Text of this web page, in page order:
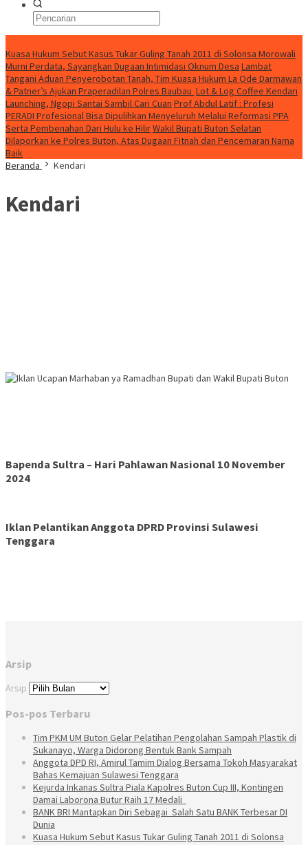
Kuasa Hukum Sebut Kasus Tukar Guling Tanah 2011 di Solonsa Morowali
Murni Perdata, Sayangkan Dugaan Intimidasi Oknum Desa Lambat
Tangani Aduan Penyerobotan Tanah, Tim Kuasa Hukum La Ode Darmawan
& Patner’s Ajukan Praperadilan Polres Baubau Lot & Log Coffee Kendari
Launching, Ngopi Santai Sambil Cari Cuan Prof Abdul Latif : Profesi
PERADI Profesional Bisa Dipulihkan Menyeluruh Melalui Reformasi PPA
Serta Pembenahan Dari Hulu ke HilirWakil Bupati Buton Selatan
Dilaporkan ke Polres Buton, Atas Dugaan Fitnah dan Pencemaran Nama
Baik
Beranda
Kendari
Kendari
Bapenda Sultra – Hari Pahlawan Nasional 10 November
2024
Iklan Pelantikan Anggota DPRD Provinsi Sulawesi
Tenggara
Arsip
Arsip
Pos-pos Terbaru
Tim PKM UM Buton Gelar Pelatihan Pengolahan Sampah Plastik di
Sukanayo, Warga Didorong Bentuk Bank Sampah
Anggota DPD RI, Amirul Tamim Dialog Bersama Tokoh Masyarakat
Bahas Kemajuan Sulawesi Tenggara
Kejurda Inkanas Sultra Piala Kapolres Buton Cup III, Kontingen
Damai Laborona Butur Raih 17 Medali
BANK BRI Mantapkan Diri Sebagai Salah Satu BANK Terbesar DI
Dunia
Kuasa Hukum Sebut Kasus Tukar Guling Tanah 2011 di Solonsa